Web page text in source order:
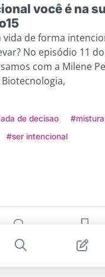
você é na
vida de forma
No episódio 11
com a Milene
de decisao
#ser intencional
Comentar Salvar